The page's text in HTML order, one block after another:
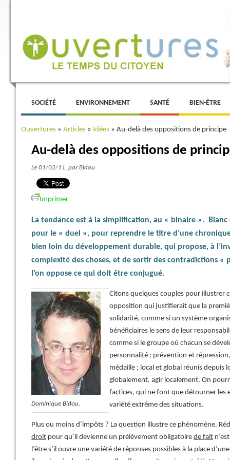
Menu principal
ALLER AU CONTENU PRINCIPAL
ALLER AU CONTENU SECONDAIRE
SOCIÉTÉ ENVIRONNEMENT SANTÉ BIEN-ÊTRE
Ouvertures » Articles » Idées » Au-delà des oppositions de principe
Au-delà des oppositions de
Le 01/02/11, par Bidou
Imprimer
La tendance est à la simplification, au « binaire ».
pour le « duel », pour reprendre le titre d’une
bien loin du développement durable, qui propose, à
complexité des choses, et de sortir des contradictions «
l’on oppose ce qui doit être conjugué.
Dominique Bidou.
Citons quelques couples pour illustrer
opposition qui justifierait que la
solidarité, comme si un système
bénéficiaires le sens de leur
comme si le groupe où chacun se
personnalité ; prévention et
médaille ; local et global réunis depuis
globalement, agir localement. On
factices, qui ne font que détourner les
variété extrême des situations.
Plus ou moins d’impôts ? La question illustre ce phénomène.
droit pour qu’il devienne un prélèvement obligatoire de fait
l’être s’il ouvre une variété de réponses possibles à la place